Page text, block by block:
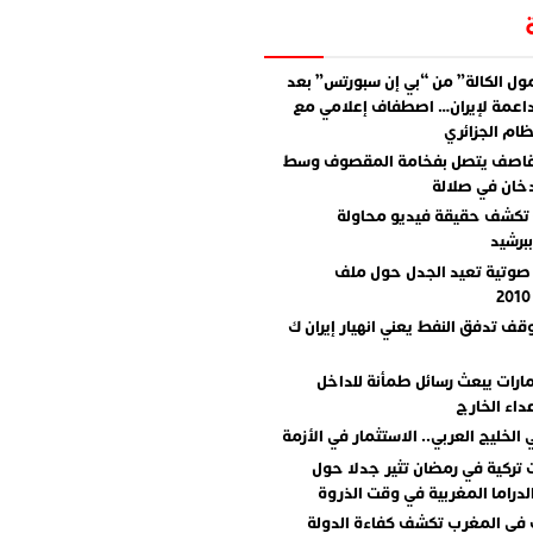
الكالة” من “بي إن سبورتس” بعد
لإيران… اصطفاف إعلامي مع
الجزائري
يتصل بفخامة المقصوف وسط
في صلالة
تكشف حقيقة فيديو محاولة
صوتية تعيد الجدل حول ملف
تدفق النفط يعني انهيار إيران ك
يبعث رسائل طمأنة للداخل
الخارج
الخليج العربي.. الاستثمار في الأزمة
في رمضان تثير جدلا حول
المغربية في وقت الذروة
في المغرب تكشف كفاءة الدولة